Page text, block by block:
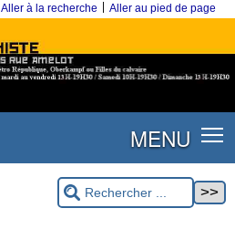
Aller à la recherche Aller au pied de page
MENU